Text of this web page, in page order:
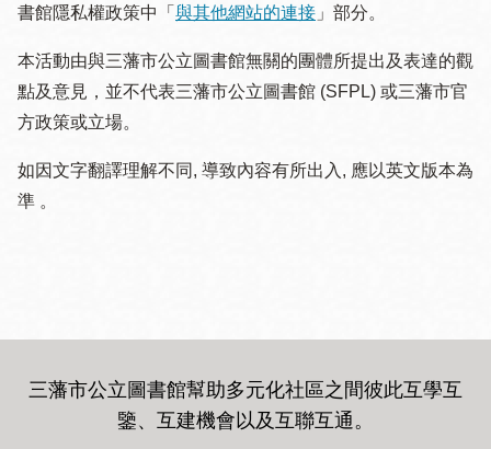
書館隱私權政策中「 與其他網站的連接 」部分。
本活動由與三藩市公立圖書館無關的團體所提出及表達的觀
點及意見，並不代表三藩市公立圖書館 (SFPL) 或三藩市官
方政策或立場。
如因文字翻譯理解不同, 導致內容有所出入, 應以英文版本為
準 。
三藩市公立圖書館幫助多元化社區之間彼此互學互
鑒、互建機會以及互聯互通 。